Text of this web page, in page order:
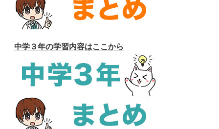
中学３年の学習内容はここから